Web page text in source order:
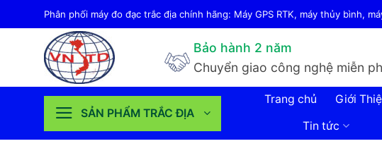
qua
Phân phối máy đo đạc trắc địa chính hãng: Máy GPS RTK, máy thủy bình,
Bảo hành 2 năm
Chuyển giao công nghệ miễn
SẢN PHẨM TRẮC ĐỊA
Trang chủ Giới
Tin tức